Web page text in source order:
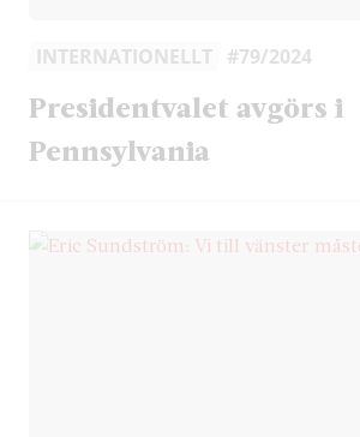
INTERNATIONELLT #79/2024
Presidentvalet avgörs i
Pennsylvania